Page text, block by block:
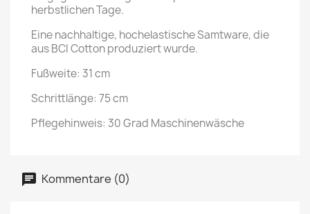
herbstlichen Tage.
Eine nachhaltige, hochelastische Samtware, die
aus BCI Cotton produziert wurde.
Fußweite: 31 cm
Schrittlänge: 75 cm
Pflegehinweis: 30 Grad Maschinenwäsche
Kommentare (0)